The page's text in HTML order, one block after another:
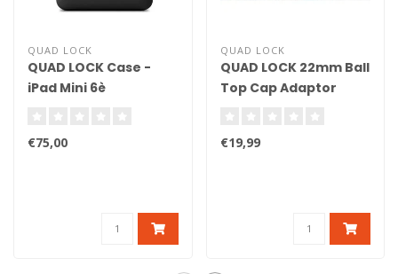
QUAD LOCK
QUAD LOCK Case -
iPad Mini 6è
€75,00
QUAD LOCK
QUAD LOCK 22mm Ball
Top Cap Adaptor
€19,99